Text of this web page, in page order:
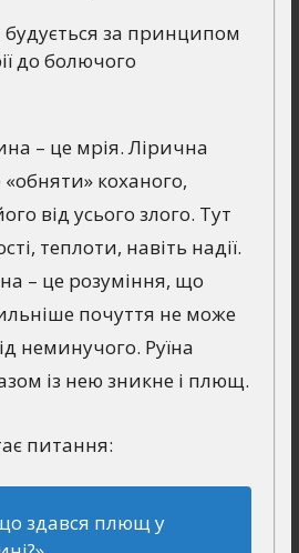
за принципом
до болючого
– це мрія. Лірична
«обняти» коханого,
від усього злого. Тут
теплоти, навіть надії.
– це розуміння, що
почуття не може
неминучого. Руїна
із нею зникне і плющ.
питання:
здався плющ у